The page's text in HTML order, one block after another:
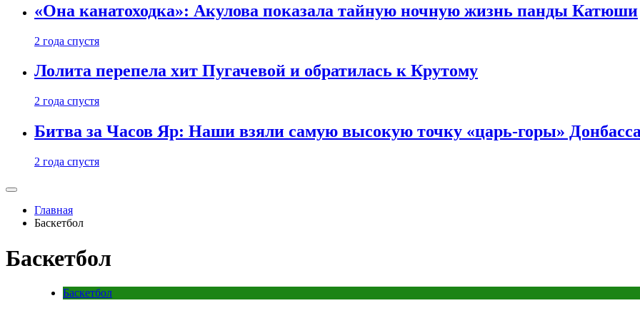
«Она канатоходка»: Акулова показала тайную ночную жизнь панды Катюши
2 года спустя
Лолита перепела хит Пугачевой и обратилась к Крутому
2 года спустя
Битва за Часов Яр: Наши взяли самую высокую точку «царь-горы»
2 года спустя
Главная
Баскетбол
Баскетбол
Баскетбол